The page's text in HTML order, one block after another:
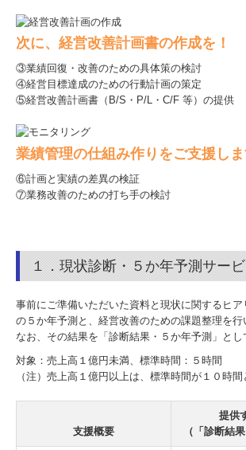
経営改善計画の策定支援
円満な相続・事業承継を支援
経営革新等支援機関とは
【NEW】求人情報
お知らせ
セミナー案内
金融機関との交流研修会
セミナー報告
経営者お役立ちコンテンツ
経営者の四季
次に、経営改善計画書の作成を！
③業績回復・改善のための具体策の検討
④経営目標達成のための行動計画の策定
⑤経営改善計画書（B/S・P/L・C/F 等）の提供
業績管理の仕組み作りをご支援しま
⑥計画と実績の差異の検証
⑦業務改善のための打ち手の検討
１．現状診断・５か年予測サー
事前にご準備いただいた資料と現状に関するヒ
の５か年予測と、経営改善のための課題整理を行
なお、その結果を「診断結果・５か年予測」とし
対象：売上高１億円未満、標準時間：５時間
（注）売上高１億円以上は、標準時間が１０時間
支援概要
提供
（「診断結